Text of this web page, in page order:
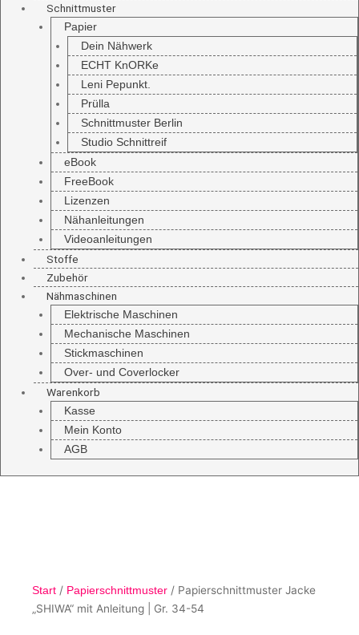
Schnittmuster
Papier
Dein Nähwerk
ECHT KnORKe
Leni Pepunkt.
Prülla
Schnittmuster Berlin
Studio Schnittreif
eBook
FreeBook
Lizenzen
Nähanleitungen
Videoanleitungen
Stoffe
Zubehör
Nähmaschinen
Elektrische Maschinen
Mechanische Maschinen
Stickmaschinen
Over- und Coverlocker
Warenkorb
Kasse
Mein Konto
AGB
Start / Papierschnittmuster / Papierschnittmuster Jacke
„SHIWA“ mit Anleitung | Gr. 34-54